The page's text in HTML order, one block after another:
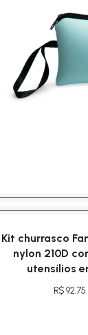
Kit churrasco
nylon 210D
utensílios
R$ 92.75